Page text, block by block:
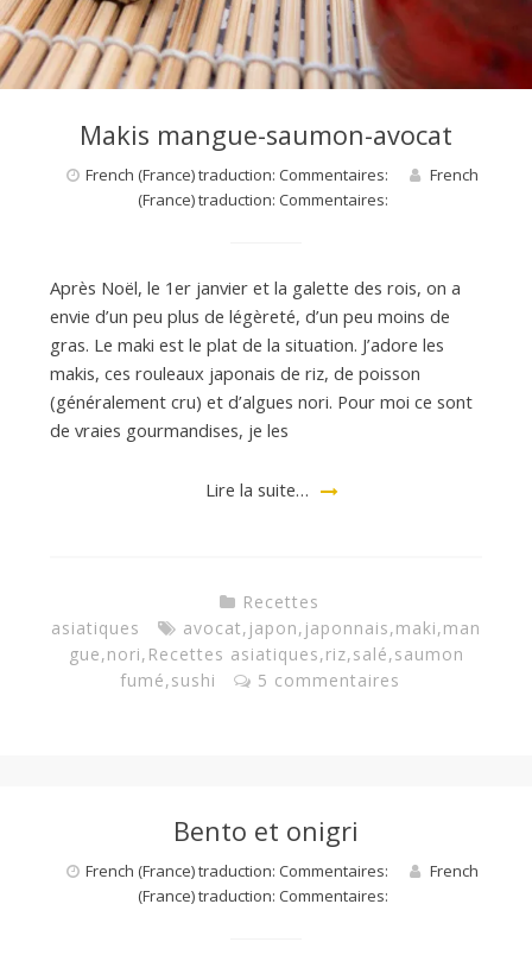
Makis mangue-saumon-avocat
French (France) traduction: Commentaires:
French
(France) traduction: Commentaires:
Après Noël, le 1er janvier et la galette des rois, on a
envie d’un peu plus de légèreté, d’un peu moins de
gras. Le maki est le plat de la situation. J’adore les
makis, ces rouleaux japonais de riz, de poisson
(généralement cru) et d’algues nori. Pour moi ce sont
de vraies gourmandises, je les
Lire la suite…
Recettes
asiatiques
avocat, japon, japonnais,maki,man
gue,nori, Recettes asiatiques,riz,salé,saumon
fumé,sushi 5 commentaires
Bento et onigri
French (France) traduction: Commentaires:
French
(France) traduction: Commentaires: